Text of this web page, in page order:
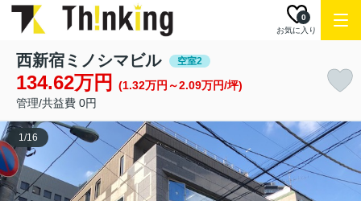
お気に入り
0
西新宿ミノシマビル 空室2
134.62万円
(1.32万円～2.09万円/坪)
管理/共益費 0円
1/16